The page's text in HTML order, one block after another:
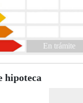
En trámite
hipoteca